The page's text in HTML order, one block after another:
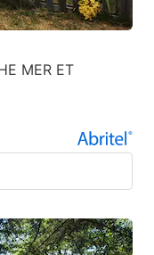
MER ET